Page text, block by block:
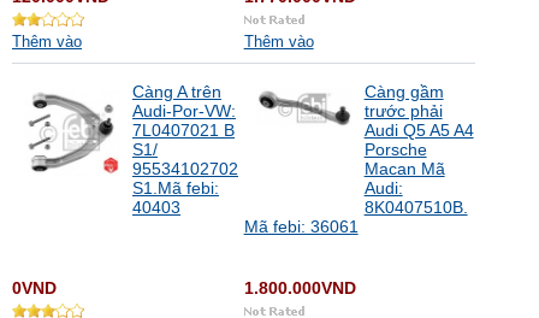
Thêm vào Thêm vào
Càng A trên
Audi-Por-VW:
7L0407021 B
S1/
95534102702
S1.Mã febi:
40403
0VND
Càng gầm
trước phải
Audi Q5 A5 A4
Porsche
Macan Mã
Audi:
8K0407510B.
Mã febi: 36061
1.800.000VND